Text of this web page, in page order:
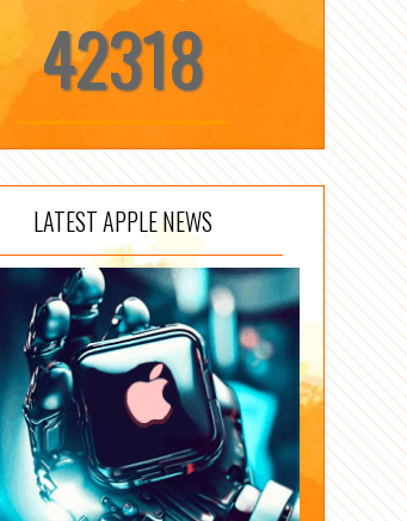
42318
LATEST APPLE NEWS